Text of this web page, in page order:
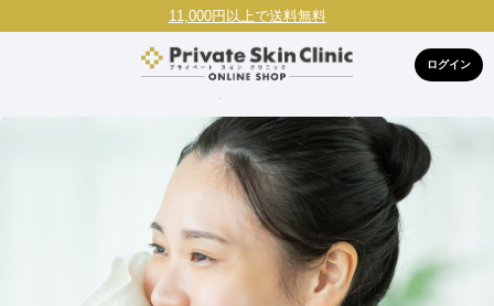
11,000円以上で送料無料
ログイン